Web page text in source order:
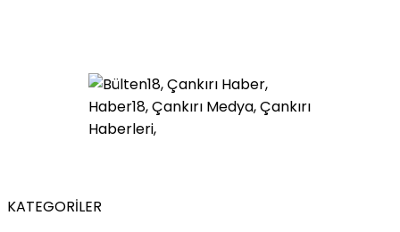
KATEGORİLER